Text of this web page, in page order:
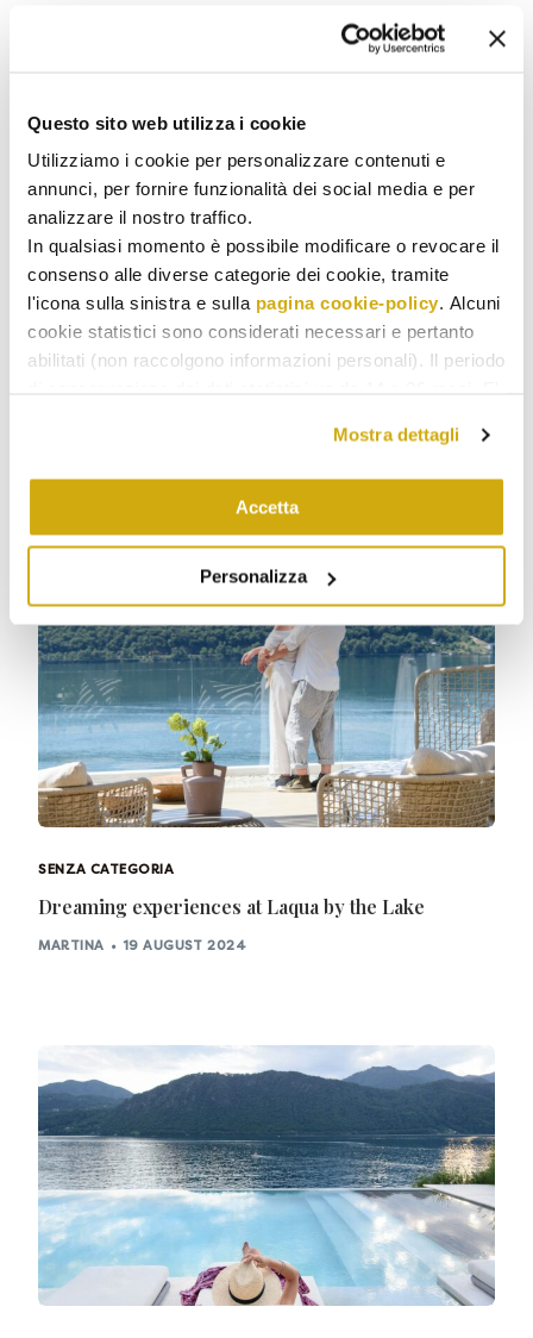
Questo sito web utilizza i cookie
Utilizziamo i cookie per personalizzare contenuti e
annunci, per fornire funzionalità dei social media e per
analizzare il nostro traffico.
In qualsiasi momento è possibile modificare o revocare il
consenso alle diverse categorie dei cookie, tramite
l'icona sulla sinistra e sulla pagina cookie-policy. Alcuni
cookie statistici sono considerati necessari e pertanto
abilitati (non raccolgono informazioni personali). Il periodo
Chiudendo questo banner tramite apposita X in alto a
destra, vengono accettati i cookie selezionati in quel
momento.
Mostra dettagli
Accetta
Personalizza
Laqua Countryside one of the best autumn location
SENZA CATEGORIA
Dreaming experiences at Laqua by the Lake
MARTINA 19 AUGUST 2024